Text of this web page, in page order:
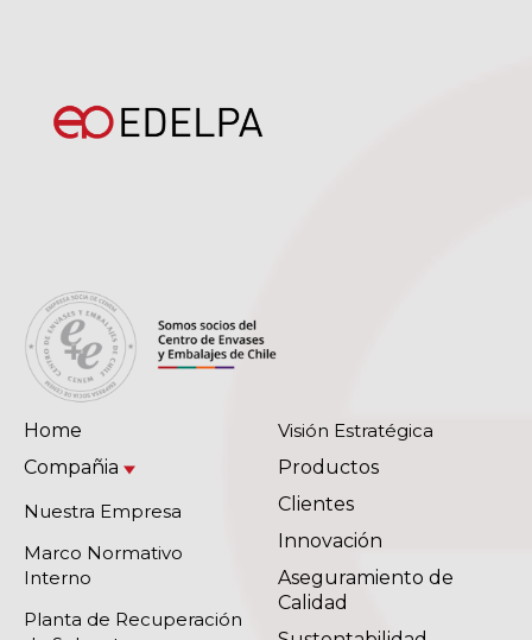
Home
Compañia
Nuestra Empresa
Marco Normativo
Interno
Planta de Recuperación
Visión Estratégica
Productos
Clientes
Innovación
Aseguramiento de
Calidad